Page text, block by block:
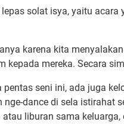
solat isya, yaitu
karena kita
kepada mereka. Secara
seni ini, ada juga
dance di sela istirahat
liburan sama keluarga,